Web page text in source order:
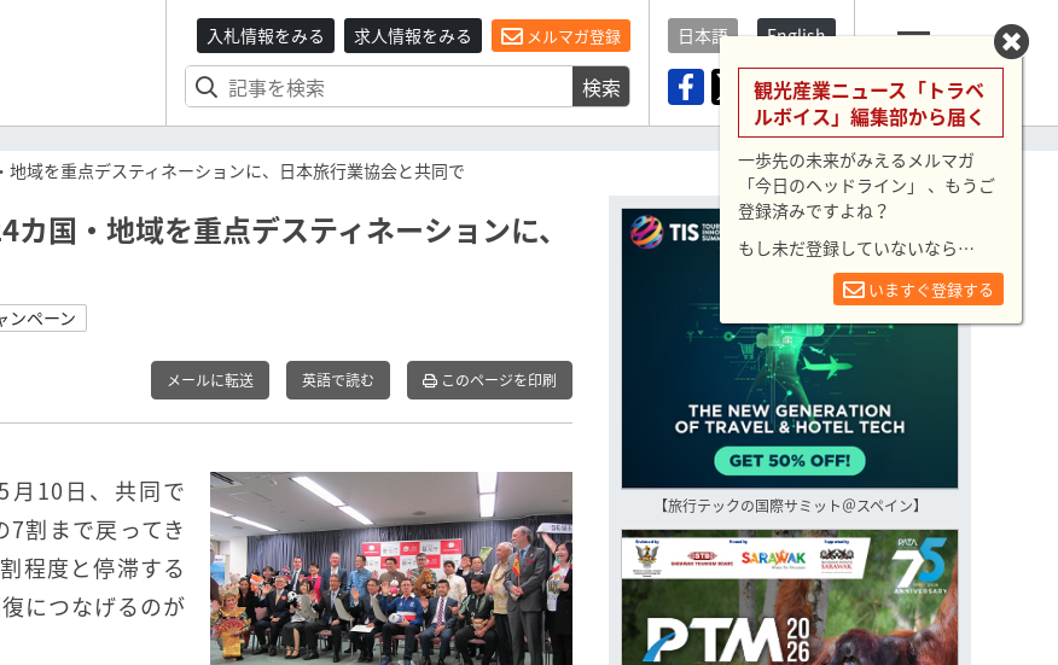
入札情報をみる 求人情報をみる メルマガ登録
検索
日本語 English
メニュー
域を重点デスティネーションに、日本旅行業協会と共同で
国・地域を重点デスティネーションに、
ンペーン
メールに転送 英語で読む このページを印刷
月10日、共同で
7割まで戻ってき
程度と停滞する
につなげるのが
【旅行テックの国際サミット＠スペイン】
観光産業ニュース「トラベ
ルボイス」編集部から届く
一歩先の未来がみえるメルマガ
「今日のヘッドライン」 、もうご
登録済みですよね？
もし未だ登録していないなら…
いますぐ登録する